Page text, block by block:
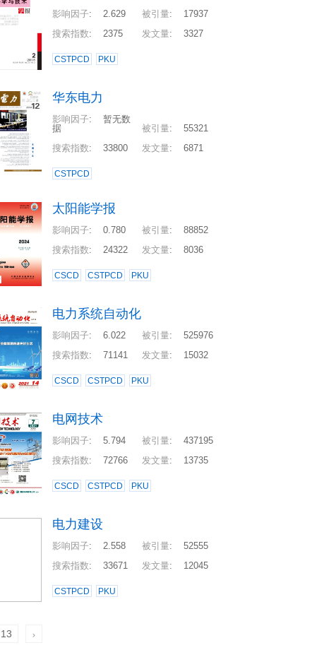
影响因子: 2.629 被引量:
17937
搜索指数: 2375 发文量: 3327
CSTPCD PKU
华东电力
影响因子:
暂无数
据
被引量:
55321
搜索指数: 33800 发文量: 6871
CSTPCD
太阳能学报
影响因子: 0.780 被引量:
88852
搜索指数: 24322 发文量: 8036
CSCD CSTPCD PKU
电力系统自动化
影响因子: 6.022 被引量:
525976
搜索指数: 71141 发文量: 15032
CSCD CSTPCD PKU
电网技术
影响因子: 5.794 被引量:
437195
搜索指数: 72766 发文量: 13735
CSCD CSTPCD PKU
电力建设
影响因子: 2.558 被引量:
52555
搜索指数: 33671 发文量: 12045
CSTPCD PKU
13 